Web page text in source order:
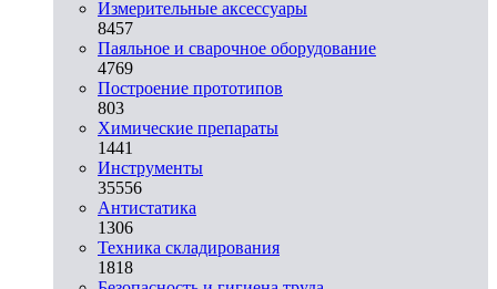
Измерительные аксессуары
8457
Паяльное и сварочное оборудование
4769
Построение прототипов
803
Химические препараты
1441
Инструменты
35556
Aнтистатика
1306
Техника складирования
1818